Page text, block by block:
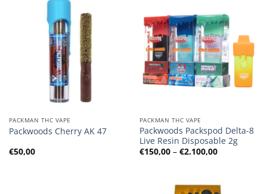
PACKMAN THC VAPE
Packwoods Cherry AK 47
€50,00
PACKMAN THC VAPE
Packwoods Packspod Delta-8
Live Resin Disposable 2g
€150,00 – €2.100,00